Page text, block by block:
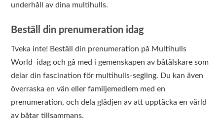
underhåll av dina multihulls.
Beställ din prenumeration idag
Tveka inte! Beställ din prenumeration på Multihulls
World idag och gå med i gemenskapen av båtälskare som
delar din fascination för multihulls-segling. Du kan även
överraska en vän eller familjemedlem med en
prenumeration, och dela glädjen av att upptäcka en värld
av båtar tillsammans.